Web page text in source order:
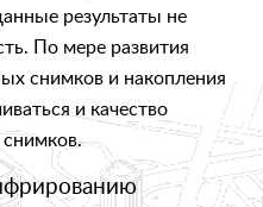
результаты не
По мере развития
снимков и накопления
и качество